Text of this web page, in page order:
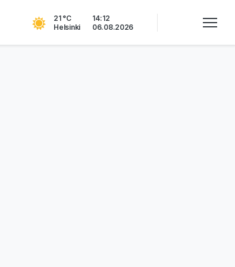
21 °C
Helsinki
14:12
06.08.2026